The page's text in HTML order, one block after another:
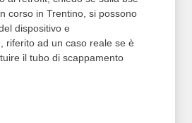
corso in Trentino, si possono
dispositivo e
riferito ad un caso reale se è
il tubo di scappamento